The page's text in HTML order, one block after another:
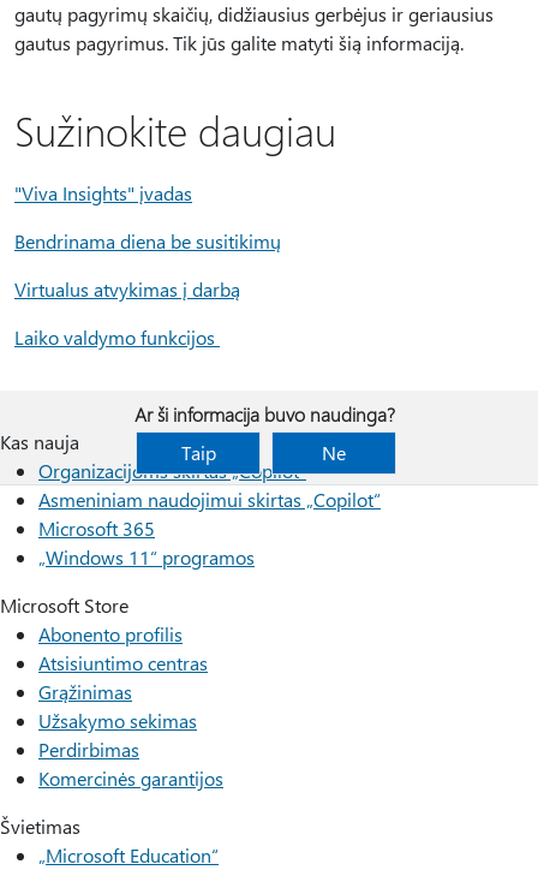
gautų pagyrimų skaičių, didžiausius gerbėjus ir geriausius
gautus pagyrimus. Tik jūs galite matyti šią informaciją.
Sužinokite daugiau
"Viva Insights" įvadas
Bendrinama diena be susitikimų
Virtualus atvykimas į darbą
Laiko valdymo funkcijos
Ar ši informacija buvo naudinga?
Taip
Ne
Kas nauja
Organizacijoms skirtas „Copilot“
Asmeniniam naudojimui skirtas „Copilot“
Microsoft 365
„Windows 11“ programos
Microsoft Store
Abonento profilis
Atsisiuntimo centras
Grąžinimas
Užsakymo sekimas
Perdirbimas
Komercinės garantijos
Švietimas
„Microsoft Education“